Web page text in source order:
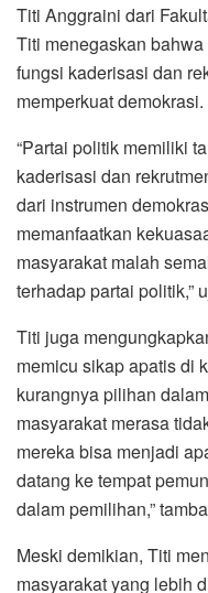
Titi Anggraini dari
Titi menegaskan
fungsi kaderisasi dan
memperkuat demokrasi.
“Partai politik memiliki
kaderisasi dan
dari instrumen
memanfaatkan
masyarakat malah
terhadap partai politik,”
Titi juga
memicu sikap apatis di
kurangnya pilihan
masyarakat merasa
mereka bisa menjadi
datang ke tempat
dalam pemilihan,”
Meski demikian, Titi
masyarakat yang lebih